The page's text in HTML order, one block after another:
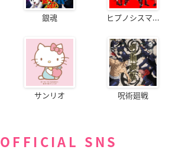
銀魂 ヒプノシスマ...
サンリオ 呪術廻戦
OFFICIAL SNS